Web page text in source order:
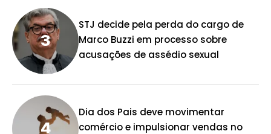
STJ decide pela perda do cargo de
Marco Buzzi em processo sobre
acusações de assédio sexual
Dia dos Pais deve movimentar
comércio e impulsionar vendas no